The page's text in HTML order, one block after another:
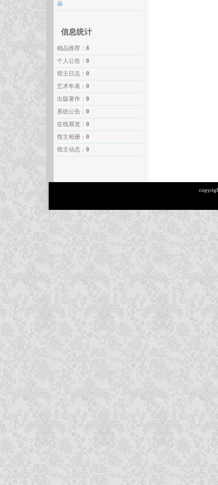
示
信息统计
精品推荐： 8
个人公告： 0
馆主日志： 0
艺术年表： 0
出版著作： 0
系统公告： 0
在线展览： 0
馆主相册： 0
馆主动态： 0